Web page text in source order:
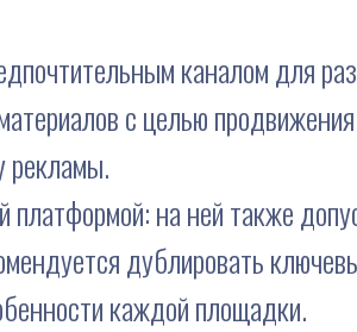
каналом для
с целью
рекламы.
платформой: на ней также
дублировать
каждой площадки.